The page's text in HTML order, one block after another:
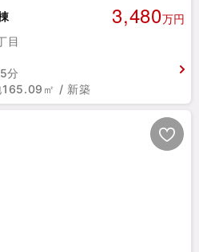
3,480万円
目
分
㎡ / 新築